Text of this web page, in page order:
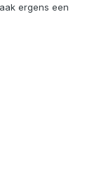
ergens een